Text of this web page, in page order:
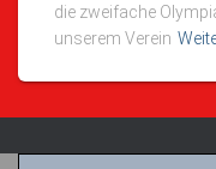
die zweifache
unserem Verein